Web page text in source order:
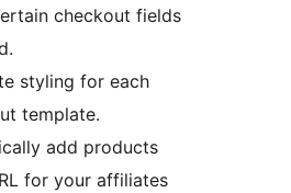
checkout fields
styling for each
template.
add products
for your affiliates